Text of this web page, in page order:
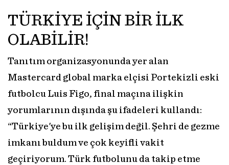
TÜRKİYE İÇİN BİR İLK
OLABİLİR!
Tanıtım organizasyonunda yer alan
Mastercard global marka elçisi Portekizli eski
futbolcu Luis Figo, final maçına ilişkin
yorumlarının dışında şu ifadeleri kullandı:
“Türkiye'ye bu ilk gelişim değil. Şehri de gezme
imkanı buldum ve çok keyifli vakit
geçiriyorum. Türk futbolunu da takip etme